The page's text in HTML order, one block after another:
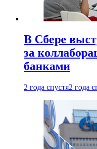
В Сбере
за
банками
2 года спустя2 года